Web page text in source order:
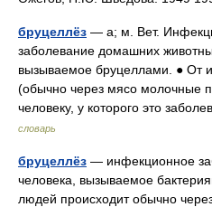
бруцеллёз — а; м. Вет.
заболевание домашних
вызываемое бруцеллами. ● От
(обычно через мясо молочные
человеку, у которого это
словарь
бруцеллёз — инфекционное
человека, вызываемое
людей происходит обычно